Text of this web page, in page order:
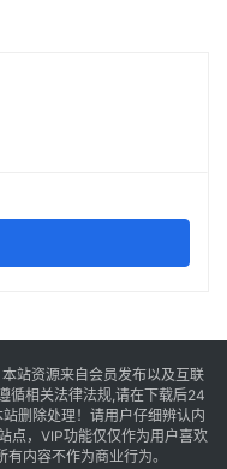
站资源来自会员发布以及互联
循相关法律法规,请在下载后24
删除处理！请用户仔细辨认内
点，VIP功能仅仅作为用户喜欢
内容不作为商业行为。